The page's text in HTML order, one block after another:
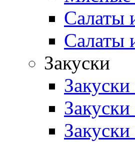
Салаты
Салаты
Закуски